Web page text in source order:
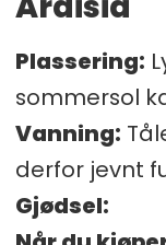
Plassering:
sommersol
Vanning:
derfor jevnt
Gjødsel: